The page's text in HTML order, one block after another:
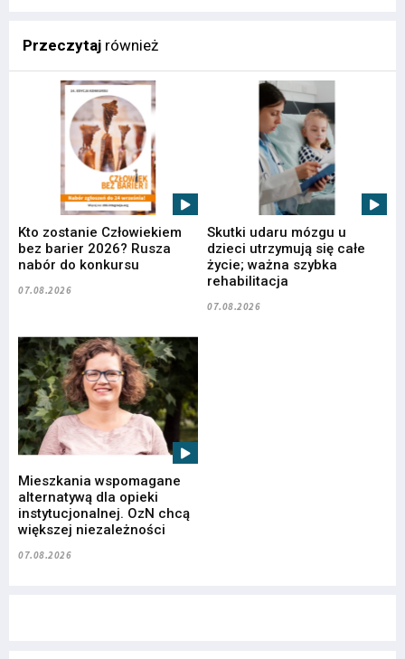
Przeczytaj również
Kto zostanie Człowiekiem
bez barier 2026? Rusza
nabór do konkursu
07.08.2026
Skutki udaru mózgu u
dzieci utrzymują się całe
życie; ważna szybka
rehabilitacja
07.08.2026
Mieszkania wspomagane
alternatywą dla opieki
instytucjonalnej. OzN chcą
większej niezależności
07.08.2026